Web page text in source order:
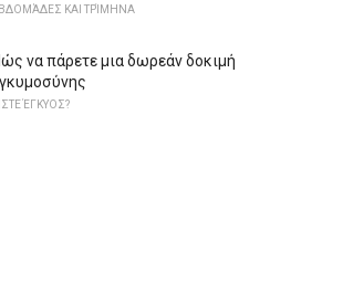
ΚΑΙ ΤΡΊΜΗΝΑ
να πάρετε μια δωρεάν δοκιμή
ΈΓΚΥΟΣ?